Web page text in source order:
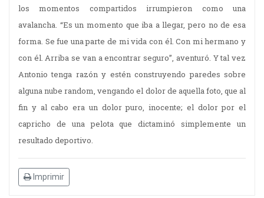
los momentos compartidos irrumpieron como una
avalancha. “Es un momento que iba a llegar, pero no de esa
forma. Se fue una parte de mi vida con él. Con mi hermano y
con él. Arriba se van a encontrar seguro”, aventuró. Y tal vez
Antonio tenga razón y estén construyendo paredes sobre
alguna nube random, vengando el dolor de aquella foto, que al
fin y al cabo era un dolor puro, inocente; el dolor por el
capricho de una pelota que dictaminó simplemente un
resultado deportivo.
Imprimir